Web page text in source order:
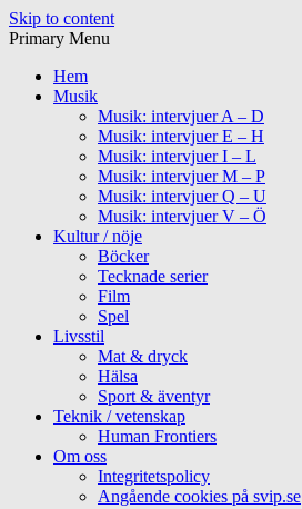
Skip to content
Primary Menu
Hem
Musik
Musik: intervjuer A – D
Musik: intervjuer E – H
Musik: intervjuer I – L
Musik: intervjuer M – P
Musik: intervjuer Q – U
Musik: intervjuer V – Ö
Kultur / nöje
Böcker
Tecknade serier
Film
Spel
Livsstil
Mat & dryck
Hälsa
Sport & äventyr
Teknik / vetenskap
Human Frontiers
Om oss
Integritetspolicy
Angående cookies på svip.se